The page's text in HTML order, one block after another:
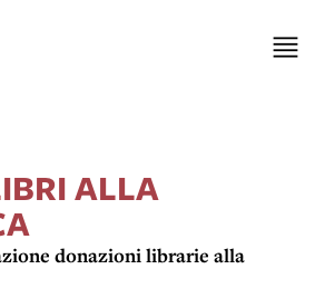
ALLA
donazioni librarie alla